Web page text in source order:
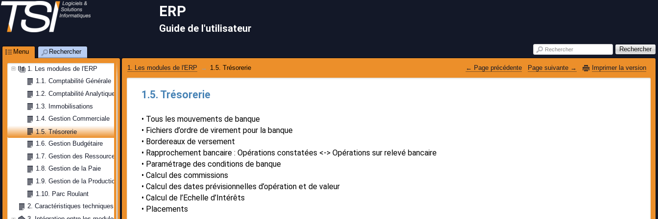
ERP
Guide de l'utilisateur
Menu Rechercher
1. Les modules de l'ERP
1.1. Comptabilité Générale
1.2. Comptabilité Analytique
1.3. Immobilisations
1.4. Gestion Commerciale
1.5. Trésorerie
1.6. Gestion Budgétaire
1.7. Gestion des Ressources Humaines
1.8. Gestion de la Paie
1.9. Gestion de la Production
1.10. Parc Roulant
2. Caractéristiques techniques
Rechercher Rechercher
1. Les modules de l'ERP 1.5. Trésorerie Page précédente Page suivante Imprimer la version
1.5. Trésorerie
Tous les mouvements de banque
Fichiers d’ordre de virement pour la banque
Bordereaux de versement
Rapprochement bancaire : Opérations constatées <-> Opérations sur relevé bancaire
Paramétrage des conditions de banque
Calcul des commissions
Calcul des dates prévisionnelles d’opération et de valeur
Calcul de l’Echelle d’Intérêts
Placements